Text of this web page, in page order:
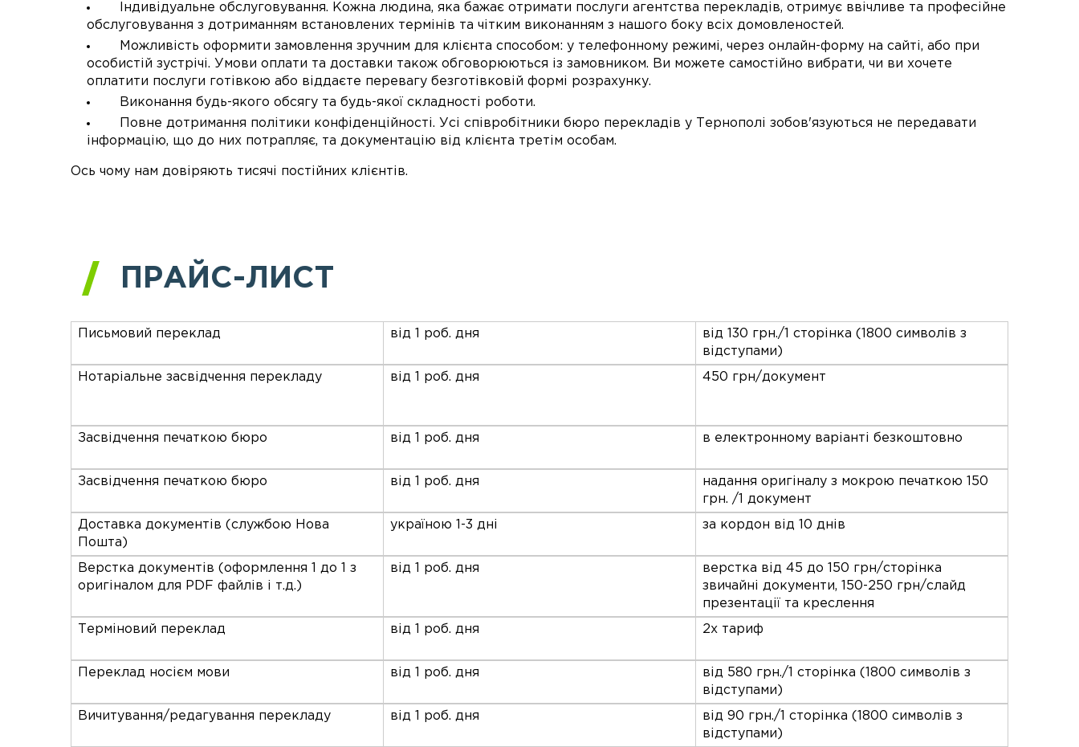
Індивідуальне обслуговування. Кожна людина, яка бажає отримати послуги агентства перекладів, отримує ввічливе та професійне
обслуговування з дотриманням встановлених термінів та чітким виконанням з нашого боку всіх домовленостей.
Можливість оформити замовлення зручним для клієнта способом: у телефонному режимі, через онлайн-форму на сайті, або при
особистій зустрічі. Умови оплати та доставки також обговорюються із замовником. Ви можете самостійно вибрати, чи ви хочете
оплатити послуги готівкою або віддаєте перевагу безготівковій формі розрахунку.
Виконання будь-якого обсягу та будь-якої складності роботи.
Повне дотримання політики конфіденційності. Усі співробітники бюро перекладів у Тернополі зобов'язуються не передавати
інформацію, що до них потрапляє, та документацію від клієнта третім особам.
Ось чому нам довіряють тисячі постійних клієнтів.
ПРАЙС-ЛИСТ
Письмовий переклад від 1 роб. дня
від 130 грн./1 сторінка (1800 символів з
відступами)
Нотаріальне засвідчення перекладу від 1 роб. дня 450 грн/документ
Засвідчення печаткою бюро від 1 роб. дня в електронному варіанті безкоштовно
Засвідчення печаткою бюро від 1 роб. дня
надання оригіналу з мокрою печаткою 150
грн. /1 документ
Доставка документів (службою Нова
Пошта)
україною 1-3 дні за кордон від 10 днів
Верстка документів (оформлення 1 до 1 з
оригіналом для PDF файлів і т.д.)
від 1 роб. дня
верстка від 45 до 150 грн/сторінка
звичайні документи, 150-250 грн/слайд
презентації та креслення
Терміновий переклад від 1 роб. дня 2х тариф
Переклад носієм мови від 1 роб. дня
від 580 грн./1 сторінка (1800 символів з
відступами)
Вичитування/редагування перекладу від 1 роб. дня
від 90 грн./1 сторінка (1800 символів з
відступами)